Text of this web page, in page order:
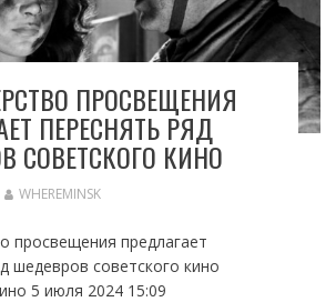
ПРОСВЕЩЕНИЯ
ПЕРЕСНЯТЬ РЯД
СОВЕТСКОГО КИНО
WHEREMINSK
просвещения предлагает
шедевров советского кино
5 июля 2024 15:09